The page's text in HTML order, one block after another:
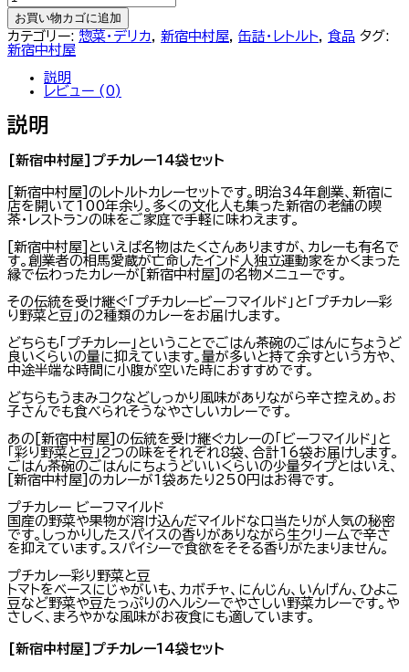
宿
中
村
屋]
ー
14
セ
ッ
ト
個
お買い物カゴに追加
カテゴリー: 惣菜・デリカ, 新宿中村屋, 缶詰・レトルト, 食品 タグ:
新宿中村屋
説明
レビュー (0)
説明
[新宿中村屋]プチカレー14袋セット
[新宿中村屋]のレトルトカレーセットです。明治34年創業、新宿に
店を開いて100年余り。多くの文化人も集った新宿の老舗の喫
茶・レストランの味をご家庭で手軽に味わえます。
[新宿中村屋]といえば名物はたくさんありますが、カレーも有名で
す。創業者の相馬愛蔵が亡命したインド人独立運動家をかくまった
縁で伝わったカレーが[新宿中村屋]の名物メニューです。
その伝統を受け継ぐ「プチカレービーフマイルド」と「プチカレー彩
り野菜と豆」の2種類のカレーをお届けします。
どちらも「プチカレー」ということでごはん茶碗のごはんにちょうど
良いくらいの量に抑えています。量が多いと持て余すという方や、
中途半端な時間に小腹が空いた時におすすめです。
どちらもうまみコクなどしっかり風味がありながら辛さ控えめ。お
子さんでも食べられそうなやさしいカレーです。
あの[新宿中村屋]の伝統を受け継ぐカレーの「ビーフマイルド」と
「彩り野菜と豆」2つの味をそれぞれ8袋、合計16袋お届けします。
ごはん茶碗のごはんにちょうどいいくらいの少量タイプとはいえ、
[新宿中村屋]のカレーが1袋あたり250円はお得です。
プチカレー ビーフマイルド
国産の野菜や果物が溶け込んだマイルドな口当たりが人気の秘密
です。しっかりしたスパイスの香りがありながら生クリームで辛さ
を抑えています。スパイシーで食欲をそそる香りがたまりません。
プチカレー彩り野菜と豆
トマトをベースにじゃがいも、カボチャ、にんじん、いんげん、ひよこ
豆など野菜や豆たっぷりのヘルシーでやさしい野菜カレーです。や
さしく、まろやかな風味がお夜食にも適しています。
[新宿中村屋]プチカレー14袋セット